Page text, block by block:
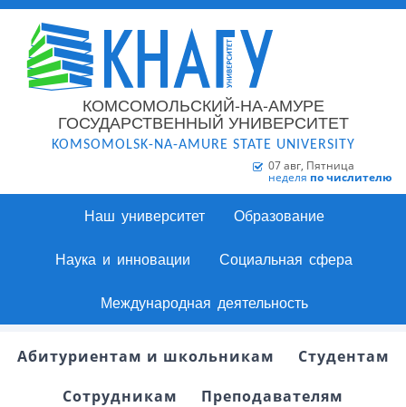
КОМСОМОЛЬСКИЙ-НА-АМУРЕ
ГОСУДАРСТВЕННЫЙ УНИВЕРСИТЕТ
KOMSOMOLSK-NA-AMURE STATE UNIVERSITY
07 авг, Пятница
неделя по числителю
Наш университет Образование
Наука и инновации Социальная сфера
Международная деятельность
Абитуриентам и школьникам
Студентам
Сотрудникам
Преподавателям